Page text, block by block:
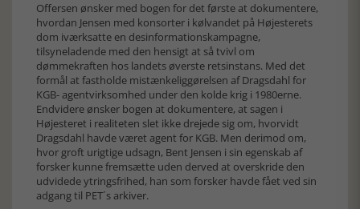
Offersen ønsker med bogen for det første at dokumentere,
hvordan Jensen med konsorter i kølvandet på Højesterets
dom iværksatte en desinformationskampagne,
tilsyneladende med den hensigt at så tvivl om
dømmekraften hos landets øverste retsinstans. Med det
formål at fastholde mistænkeliggørelsen af Dragsdahl for
KGB- agentvirksomhed under den kolde krig i 1980erne.
Endvidere ønsker bogen at dokumentere, at sagen i
Højesteret i realiteten slet ikke drejede sig om, hvorvidt
Dragsdahl havde været agent for KGB. Men derimod om,
hvor groft urigtige udsagn, Bent Jensen i sin egenskab af
forsker kunne fremsætte uden derved at overskride den
udvidede ytringsfrihed, han som forsker havde fået ved sin
adgang til PET´s arkiver.